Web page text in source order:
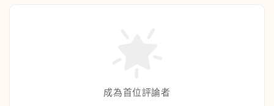
成為首位評論者